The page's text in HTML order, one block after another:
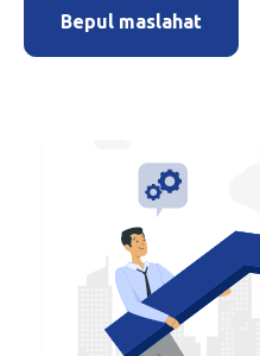
Bepul maslahat